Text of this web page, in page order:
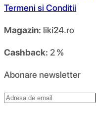
Termeni si Conditii
Magazin: liki24.ro
Cashback: 2 %
Abonare newsletter